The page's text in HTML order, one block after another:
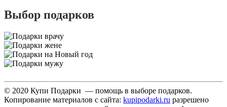
Выбор подарков
© 2020 Купи Подарки — помощь в выборе подарков.
Копирование материалов с сайта: kupipodarki.ru разрешено